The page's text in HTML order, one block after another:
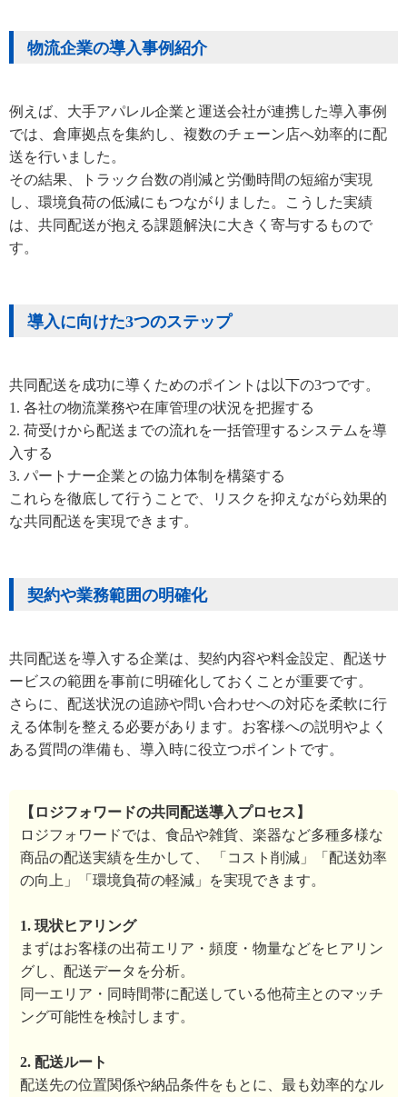
物流企業の導入事例紹介
例えば、大手アパレル企業と運送会社が連携した導入事例
では、倉庫拠点を集約し、複数のチェーン店へ効率的に配
送を行いました。
その結果、トラック台数の削減と労働時間の短縮が実現
し、環境負荷の低減にもつながりました。こうした実績
は、共同配送が抱える課題解決に大きく寄与するもので
す。
導入に向けた3つのステップ
共同配送を成功に導くためのポイントは以下の3つです。
1. 各社の物流業務や在庫管理の状況を把握する
2. 荷受けから配送までの流れを一括管理するシステムを導
入する
3. パートナー企業との協力体制を構築する
これらを徹底して行うことで、リスクを抑えながら効果的
な共同配送を実現できます。
契約や業務範囲の明確化
共同配送を導入する企業は、契約内容や料金設定、配送サ
ービスの範囲を事前に明確化しておくことが重要です。
さらに、配送状況の追跡や問い合わせへの対応を柔軟に行
える体制を整える必要があります。お客様への説明やよく
ある質問の準備も、導入時に役立つポイントです。
【ロジフォワードの共同配送導入プロセス】
ロジフォワードでは、食品や雑貨、楽器など多種多様な
商品の配送実績を生かして、 「コスト削減」「配送効率
の向上」「環境負荷の軽減」を実現できます。
1. 現状ヒアリング
まずはお客様の出荷エリア・頻度・物量などをヒアリン
グし、配送データを分析。
同一エリア・同時間帯に配送している他荷主とのマッチ
ング可能性を検討します。
2. 配送ルート
配送先の位置関係や納品条件をもとに、最も効率的なル